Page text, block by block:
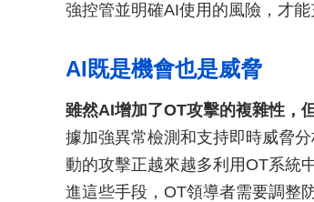
強控管並明確AI使用的風險，才
AI既是機會也是威脅
雖然AI增加了OT攻擊的複雜性，
據加強異常檢測和支持即時威脅
動的攻擊正越來越多利用OT系統
進這些手段，OT領導者需要調整